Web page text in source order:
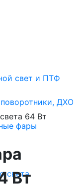
свет и ПТФ
ДХО
фары
света
64 Вт
Вт